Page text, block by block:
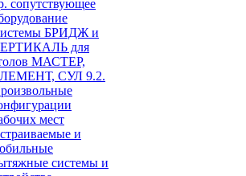
сопутствующее
БРИДЖ и
для
МАСТЕР,
СУЛ 9.2.
мест
и
системы и